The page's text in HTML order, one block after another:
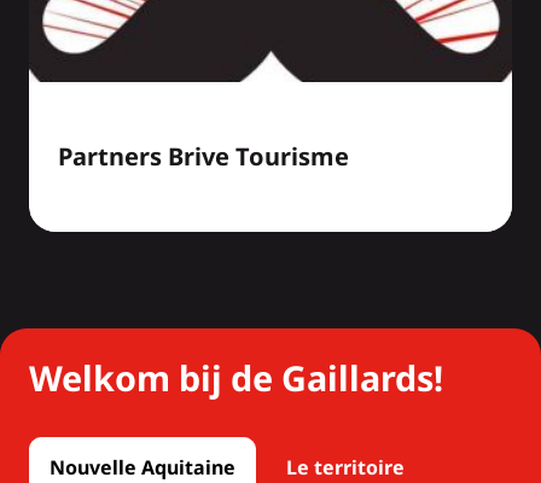
Partners Brive Tourisme
Welkom bij de Gaillards!
Nouvelle Aquitaine Le territoire